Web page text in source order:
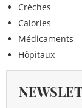
Crèches
Calories
Médicaments
Hôpitaux